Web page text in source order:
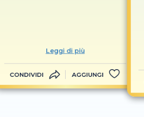
Leggi di più
CONDIVIDI AGGIUNGI